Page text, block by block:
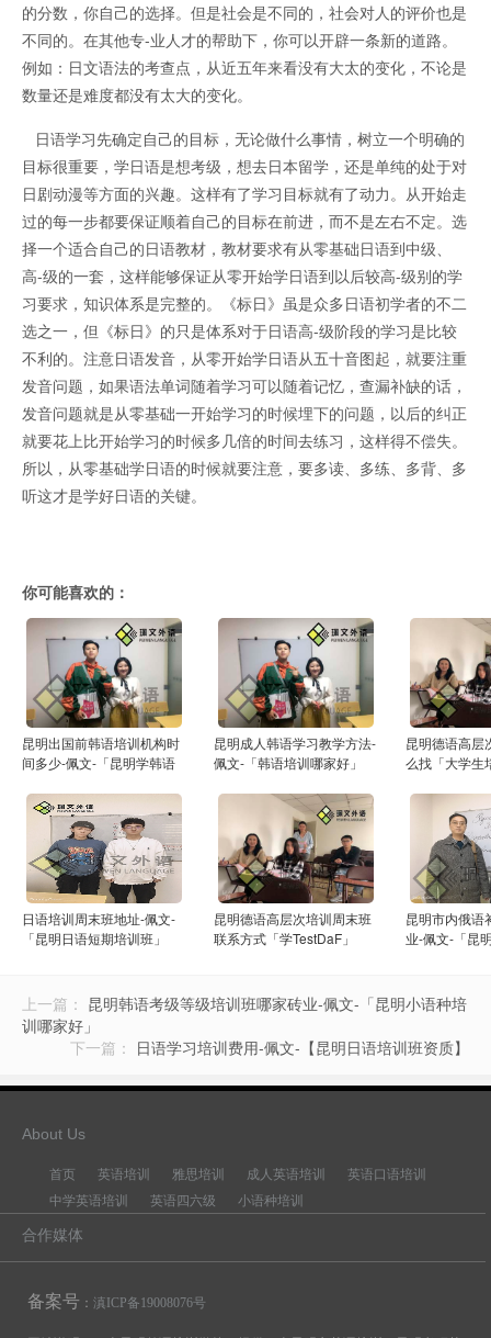
的分数，你自己的选择。但是社会是不同的，社会对人的评价也是
不同的。在其他专-业人才的帮助下，你可以开辟一条新的道路。
例如：日文语法的考查点，从近五年来看没有大太的变化，不论是
数量还是难度都没有太大的变化。
日语学习先确定自己的目标，无论做什么事情，树立一个明确的
目标很重要，学日语是想考级，想去日本留学，还是单纯的处于对
日剧动漫等方面的兴趣。这样有了学习目标就有了动力。从开始走
过的每一步都要保证顺着自己的目标在前进，而不是左右不定。选
择一个适合自己的日语教材，教材要求有从零基础日语到中级、
高-级的一套，这样能够保证从零开始学日语到以后较高-级别的学
习要求，知识体系是完整的。《标日》虽是众多日语初学者的不二
选之一，但《标日》的只是体系对于日语高-级阶段的学习是比较
不利的。注意日语发音，从零开始学日语从五十音图起，就要注重
发音问题，如果语法单词随着学习可以随着记忆，查漏补缺的话，
发音问题就是从零基础一开始学习的时候埋下的问题，以后的纠正
就要花上比开始学习的时候多几倍的时间去练习，这样得不偿失。
所以，从零基础学日语的时候就要注意，要多读、多练、多背、多
听这才是学好日语的关键。
你可能喜欢的：
昆明出国前韩语培训机构时
间多少-佩文-「昆明学韩语
昆明成人韩语学习教学方法-
佩文-「韩语培训哪家好」
昆明德语高层
么找「大学生
日语培训周末班地址-佩文-
「昆明日语短期培训班」
昆明德语高层次培训周末班
联系方式「学TestDaF」
昆明市内俄语
业-佩文-「昆
上一篇： 昆明韩语考级等级培训班哪家砖业-佩文-「昆明小语种培
训哪家好」
下一篇： 日语学习培训费用-佩文-【昆明日语培训班资质】
About Us
首页 英语培训 雅思培训 成人英语培训
英语口语培训
中学英语培训
英语四六级 小语种培训
合作媒体
备案号： 滇ICP备19008076号